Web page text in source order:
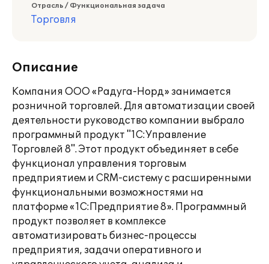
Отрасль / Функциональная задача
Торговля
Описание
Компания ООО «Радуга-Норд» занимается
розничной торговлей. Для автоматизации своей
деятельности руководство компании выбрало
программный продукт "1С:Управление
Торговлей 8". Этот продукт объединяет в себе
функционал управления торговым
предприятием и CRM-систему с расширенными
функциональными возможностями на
платформе «1С:Предприятие 8». Программный
продукт позволяет в комплексе
автоматизировать бизнес-процессы
предприятия, задачи оперативного и